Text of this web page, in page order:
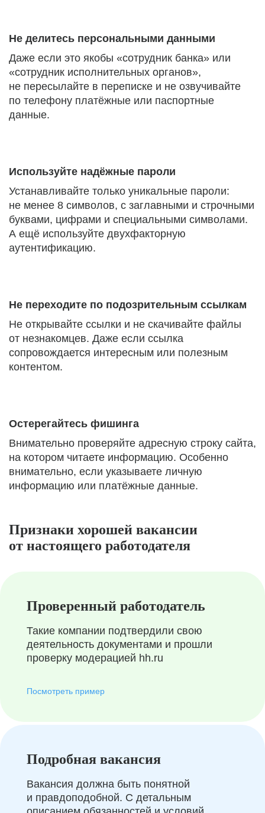
Не делитесь персональными данными
Даже если это якобы «сотрудник банка» или
«сотрудник исполнительных органов»,
не пересылайте в переписке и не озвучивайте
по телефону платёжные или паспортные
данные.
Используйте надёжные пароли
Устанавливайте только уникальные пароли:
не менее 8 символов, с заглавными и строчными
буквами, цифрами и специальными символами.
А ещё используйте двухфакторную
аутентификацию.
Не переходите по подозрительным ссылкам
Не открывайте ссылки и не скачивайте файлы
от незнакомцев. Даже если ссылка
сопровождается интересным или полезным
контентом.
Остерегайтесь фишинга
Внимательно проверяйте адресную строку сайта,
на котором читаете информацию. Особенно
внимательно, если указываете личную
информацию или платёжные данные.
Признаки хорошей вакансии
от настоящего работодателя
Проверенный работодатель
Такие компании подтвердили свою
деятельность документами и прошли
проверку модерацией hh.ru
Посмотреть пример
Подробная вакансия
Вакансия должна быть понятной
и правдоподобной. С детальным